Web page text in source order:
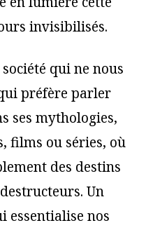
invisibilisés.
qui ne nous
préfère parler
ses mythologies,
films ou séries, où
des destins
Un
essentialise nos